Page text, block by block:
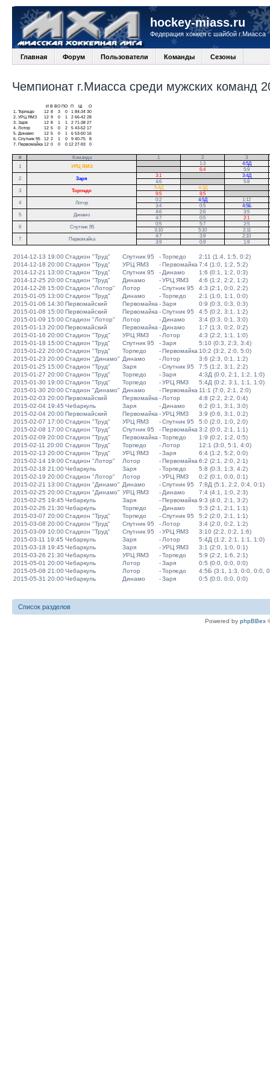
hockey-miass.ru
Федерация хоккея с шайбой г.Миасса
Главная Форум Пользователи Команды Сезоны
Чемпионат г.Миасса среди мужских команд
И В ВО ПО П
О
1.
Торпедо 12 8 3 0 1 84-34 30
2. УРЦ ЯМЗ 12 9 0 1 2 66-42 28
3. Заря 12 8 1 1 2 71-38 27
4. Лотор 12 5 0 2 5 43-52 17
5.
Динамо 12 5 0 1 6 53-50 16
6. Спутник 95 12 2 1 0 9 40-75
8
7.
Первомайка 12 0 0 0 12 27-93 0
# Команда 1 2
3
1
УРЦ ЯМЗ
1:3
4:5Д
6:4
5:9
2
Заря
3:1
3:4Д
4:6
5:8
3
Торпедо
5:4Д 4:3Д
9:5
8:5
4
Лотор
0:2 4:5Д 1:12
3:4
0:5 4:5Б
5
Динамо
4:6 2:6
3:5
4:7
0:5
2:1
6
Спутник 95
0:5 5:7
2:5
3:10
5:10
2:11
7
Первомайка
4:7 3:9
2:10
3:9
0:9 1:9
2014-12-13 19:00Стадион "Труд" Спутник 95 -Торпедо
2:11 (1:4, 1:5, 0:2)
2014-12-18 20:00Стадион "Труд" УРЦ ЯМЗ -Первомайка 7:4 (1:0, 1:2, 5:2)
2014-12-21 13:00Стадион "Труд" Спутник 95 - Динамо
1:6 (0:1, 1:2, 0:3)
2014-12-25 20:00Стадион "Труд" Динамо -УРЦ ЯМЗ
4:6 (1:2, 2:2, 1:2)
2014-12-28 15:00Стадион "Лотор" Лотор -Спутник 95
4:3 (2:1, 0:0, 2:2)
2015-01-05 13:00Стадион "Труд" Динамо -Торпедо
2:1 (1:0, 1:1, 0:0)
2015-01-06 14:30Первомайский Первомайка -Заря
0:9 (0:3, 0:3, 0:3)
2015-01-08 15:00Первомайский Первомайка -Спутник 95
4:5 (0:2, 3:1, 1:2)
2015-01-09 15:00Стадион "Лотор" Лотор - Динамо
3:4 (0:3, 0:1, 3:0)
2015-01-13 20:00Первомайский Первомайка - Динамо
1:7 (1:3, 0:2, 0:2)
2015-01-16 20:00Стадион "Труд" УРЦ ЯМЗ - Лотор
4:3 (2:2, 1:1, 1:0)
2015-01-18 15:00Стадион "Труд" Спутник 95 -Заря
5:10 (0:3, 2:3, 3:4)
2015-01-22 20:00Стадион "Труд" Торпедо -Первомайка 10:2 (3:2, 2:0, 5:0)
2015-01-23 20:00Стадион "Динамо" Динамо - Лотор
3:6 (2:3, 0:1, 1:2)
2015-01-25 15:00Стадион "Труд" Заря -Спутник 95
7:5 (1:2, 3:1, 2:2)
2015-01-27 20:00Стадион "Труд" Торпедо -Заря
4:3Д (0:0, 2:1, 1:2, 1:0)
2015-01-30 19:00Стадион "Труд" Торпедо -УРЦ ЯМЗ
5:4Д (0:2, 3:1, 1:1, 1:0)
2015-01-30 20:00Стадион "Динамо" Динамо -Первомайка 11:1 (7:0, 2:1, 2:0)
2015-02-03 20:00Первомайский Первомайка - Лотор
4:8 (2:2, 2:2, 0:4)
2015-02-04 19:45 Чебаркуль Заря - Динамо
6:2 (0:1, 3:1, 3:0)
2015-02-04 20:00Первомайский Первомайка -УРЦ ЯМЗ
3:9 (0:6, 3:1, 0:2)
2015-02-07 17:00Стадион "Труд" УРЦ ЯМЗ -Спутник 95
5:0 (2:0, 1:0, 2:0)
2015-02-08 17:00Стадион "Труд" Спутник 95 -Первомайка 3:2 (0:0, 2:1, 1:1)
2015-02-09 20:00Стадион "Труд" Первомайка -Торпедо
1:9 (0:2, 1:2, 0:5)
2015-02-11 20:00 Стадион "Труд" Торпедо - Лотор
12:1 (3:0, 5:1, 4:0)
2015-02-13 20:00Стадион "Труд" УРЦ ЯМЗ -Заря
6:4 (1:2, 5:2, 0:0)
2015-02-14 19:00Стадион "Лотор" Лотор -Первомайка 6:2 (2:1, 2:0, 2:1)
2015-02-18 21:00Чебаркуль Заря -Торпедо
5:8 (0:3, 1:3, 4:2)
2015-02-19 20:00Стадион "Лотор" Лотор -УРЦ ЯМЗ
0:2 (0:1, 0:0, 0:1)
2015-02-21 13:00Стадион "Динамо" Динамо -Спутник 95
7:8Д (5:1, 2:2, 0:4, 0:1)
2015-02-25 20:00Стадион "Динамо" УРЦ ЯМЗ - Динамо
7:4 (4:1, 1:0, 2:3)
2015-02-25 19:45 Чебаркуль Заря -Первомайка 9:3 (4:0, 2:1, 3:2)
2015-02-26 21:30Чебаркуль Торпедо - Динамо
5:3 (2:1, 2:1, 1:1)
2015-03-07 20:00Стадион "Труд" Торпедо -Спутник 95
5:2 (2:0, 2:1, 1:1)
2015-03-08 20:00Стадион "Труд" Спутник 95 - Лотор
3:4 (2:0, 0:2, 1:2)
2015-03-09 10:00Стадион "Труд" Спутник 95 -УРЦ ЯМЗ
3:10 (2:2, 0:2, 1:6)
2015-03-11 19:45 Чебаркуль Заря - Лотор
5:4Д (1:2, 2:1, 1:1, 1:0)
2015-03-18 19:45 Чебаркуль Заря -УРЦ ЯМЗ
3:1 (2:0, 1:0, 0:1)
2015-03-26 21:30Чебаркуль УРЦ ЯМЗ -Торпедо
5:9 (2:2, 1:6, 2:1)
2015-05-01 20:00Чебаркуль Лотор -Заря
0:5 (0:0, 0:0, 0:0)
2015-05-08 21:00Чебаркуль Лотор -Торпедо
4:5Б (3:1, 1:3, 0:0, 0:0,
2015-05-31 20:00Чебаркуль Динамо -Заря 0:5 (0:0, 0:0, 0:0)
Список разделов
Powered by phpBBex